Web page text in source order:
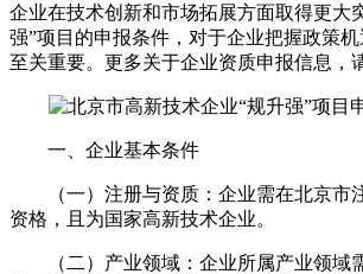
企业在技术创新和市场拓展方面取得更大
强”项目的申报条件，对于企业把握政策
至关重要。更多关于企业资质申报信息，
一、企业基本条件
（一）注册与资质：企业需在北京市
资格，且为国家高新技术企业。
（二）产业领域：企业所属产业领域